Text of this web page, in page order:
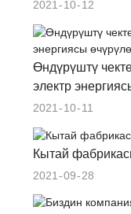
2021 10 12
Өндүрүштү
электр
2021 10 11
Кытай
2021 09 28